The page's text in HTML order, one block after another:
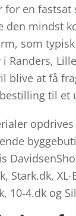
for en fastsat
den mindst
som
Randers,
blive at få
til et
opdrives
Stark.dk, XL-
10-4.dk og